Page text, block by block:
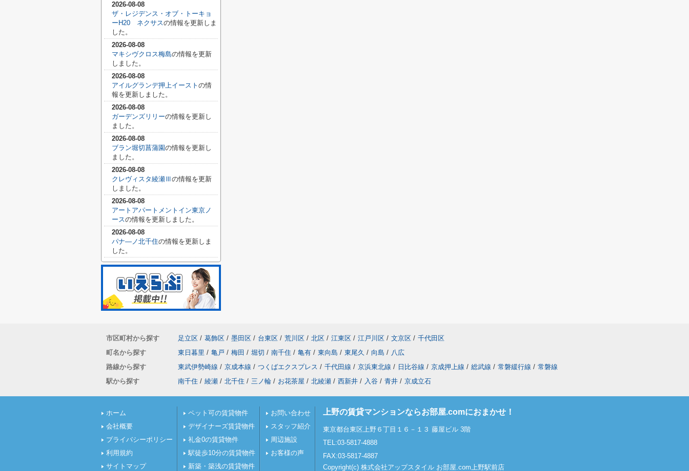
2026-08-08
ザ・レジデンス・オブ・トーキョ
ーH20 ネクサスの情報を更新しま
した。
2026-08-08
マキシヴクロス梅島の情報を更新
しました。
2026-08-08
アイルグランデ押上イースト の情
報を更新しました。
2026-08-08
ガーデンズリリーの情報を更新し
ました。
2026-08-08
ブラン堀切菖蒲園の情報を更新し
ました。
2026-08-08
クレヴィスタ綾瀬Ⅲ の情報を更新
しました。
2026-08-08
アートアパートメントイン東京ノ
ースの情報を更新しました。
2026-08-08
パナ―ノ北千住の情報を更新しま
した。
市区町村から探す 足立区 / 葛飾区 / 墨田区 / 台東区 / 荒川区 / 北区 / 江東区 / 江戸川区 / 文京区 / 千代田区
町名から探す
東日暮里 / 亀戸 / 梅田 / 堀切 / 南千住 / 亀有 / 東向島 / 東尾久 / 向島 / 八広
路線から探す
東武伊勢崎線 / 京成本線 / つくばエクスプレス / 千代田線 / 京浜東北線 / 日比谷線 / 京成押上線 / 総武線 / 常磐緩行線 / 常磐線
駅から探す
南千住 / 綾瀬 / 北千住 / 三ノ輪 / お花茶屋 / 北綾瀬 / 西新井 / 入谷 / 青井 / 京成立石
ホーム
会社概要
プライバシーポリシー
利用規約
サイトマップ
ペット可の賃貸物件
デザイナーズ賃貸物件
礼金0の賃貸物件
駅徒歩10分の賃貸物件
新築・築浅の賃貸物件
お問い合わせ
スタッフ紹介
周辺施設
お客様の声
上野の賃貸マンションならお部屋.comにおまかせ！
東京都台東区上野６丁目１６－１３ 藤屋ビル 3階
TEL:03-5817-4888
FAX:03-5817-4887
Copyright(c) 株式会社アップスタイル お部屋.com上野駅前店